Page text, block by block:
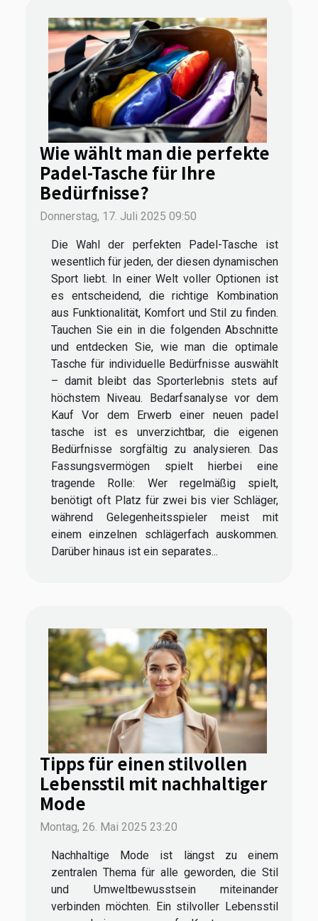
Wie wählt man die perfekte
Padel-Tasche für Ihre
Bedürfnisse?
Donnerstag, 17. Juli 2025 09:50
Die Wahl der perfekten Padel-Tasche ist
wesentlich für jeden, der diesen dynamischen
Sport liebt. In einer Welt voller Optionen ist
es entscheidend, die richtige Kombination
aus Funktionalität, Komfort und Stil zu finden.
Tauchen Sie ein in die folgenden Abschnitte
und entdecken Sie, wie man die optimale
Tasche für individuelle Bedürfnisse auswählt
– damit bleibt das Sporterlebnis stets auf
höchstem Niveau. Bedarfsanalyse vor dem
Kauf Vor dem Erwerb einer neuen padel
tasche ist es unverzichtbar, die eigenen
Bedürfnisse sorgfältig zu analysieren. Das
Fassungsvermögen spielt hierbei eine
tragende Rolle: Wer regelmäßig spielt,
benötigt oft Platz für zwei bis vier Schläger,
während Gelegenheitsspieler meist mit
einem einzelnen schlägerfach auskommen.
Darüber hinaus ist ein separates...
Tipps für einen stilvollen
Lebensstil mit nachhaltiger
Mode
Montag, 26. Mai 2025 23:20
Nachhaltige Mode ist längst zu einem
zentralen Thema für alle geworden, die Stil
und Umweltbewusstsein miteinander
verbinden möchten. Ein stilvoller Lebensstil